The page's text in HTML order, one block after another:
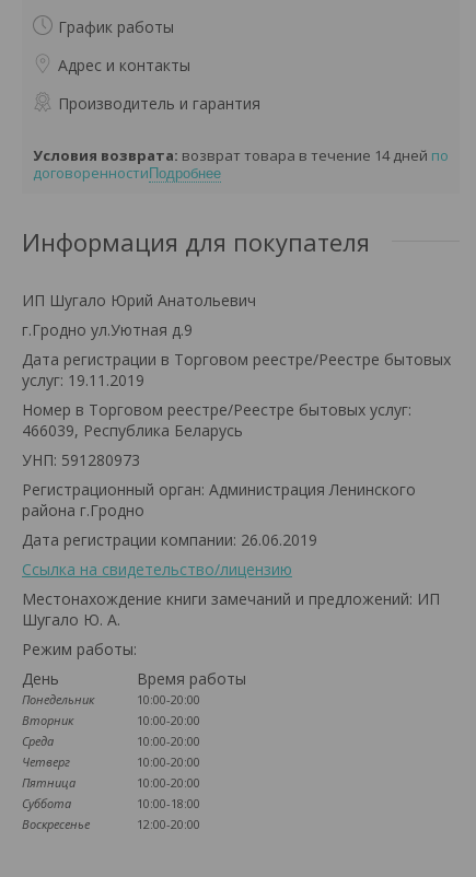
График работы
Адрес и контакты
Производитель и гарантия
возврат товара в течение 14 дней по
договоренности Подробнее
Информация для покупателя
ИП Шугало Юрий Анатольевич
г.Гродно ул.Уютная д.9
Дата регистрации в Торговом реестре/Реестре бытовых
услуг: 19.11.2019
Номер в Торговом реестре/Реестре бытовых услуг:
466039, Республика Беларусь
УНП: 591280973
Регистрационный орган: Администрация Ленинского
района г.Гродно
Дата регистрации компании: 26.06.2019
Ссылка на свидетельство/лицензию
Местонахождение книги замечаний и предложений: ИП
Шугало Ю. А.
Режим работы:
День
Время работы
Понедельник
10:00-20:00
Вторник
10:00-20:00
Среда
10:00-20:00
Четверг
10:00-20:00
Пятница
10:00-20:00
Суббота
10:00-18:00
Воскресенье
12:00-20:00